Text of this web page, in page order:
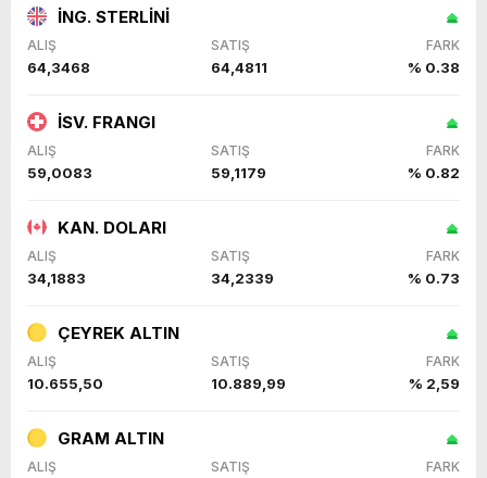
İNG. STERLİNİ
ALIŞ SATIŞ FARK
64,3468 64,4811 % 0.38
İSV. FRANGI
ALIŞ SATIŞ FARK
59,0083 59,1179 % 0.82
KAN. DOLARI
ALIŞ SATIŞ FARK
34,1883 34,2339 % 0.73
ÇEYREK ALTIN
ALIŞ SATIŞ FARK
10.655,50 10.889,99 % 2,59
GRAM ALTIN
ALIŞ SATIŞ FARK